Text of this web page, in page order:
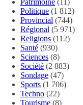
Politique (1 812)
Provincial (744)
Régional (5 971)
Religions (112)
Santé (930)
Sciences (8)
Société (2 883)
Sondage (47)
Sports (1 706)
Techno (22)
Tourisme (8)